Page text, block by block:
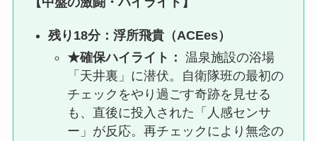
残り18分：浮所飛貴（ACEes）
★確保ハイライト： 温泉施設の浴場
「天井裏」に潜伏。自衛隊班の最初の
チェックをやり過ごす奇跡を見せる
も、直後に投入された「人感センサ
ー」が反応。再チェックにより無念の